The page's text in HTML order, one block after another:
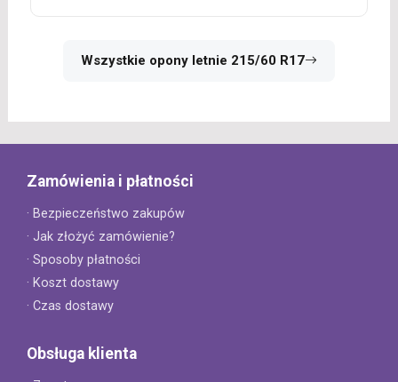
Wszystkie opony letnie 215/60 R17
Zamówienia i płatności
· Bezpieczeństwo zakupów
· Jak złożyć zamówienie?
· Sposoby płatności
· Koszt dostawy
· Czas dostawy
Obsługa klienta